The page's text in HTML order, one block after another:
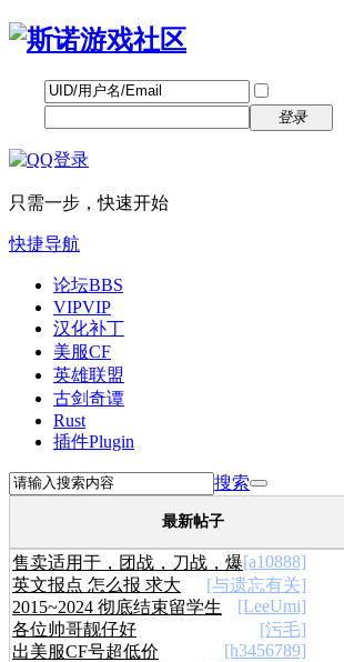
登录
只需一步，快速开始
快捷导航
论坛BBS
VIPVIP
汉化补丁
美服CF
英雄联盟
古剑奇谭
Rust
插件Plugin
搜索
最新帖子
[a10888]
售卖适用于，团战，刀战，爆
破，幽灵，生化等模式使用。[与遗忘有关]
英文报点 怎么报 求大
佬！！
[LeeUmi]
2015~2024 彻底结束留学生
涯了
[污毛]
各位帅哥靓仔好
[h3456789]
出美服CF号超低价